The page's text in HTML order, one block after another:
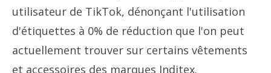
utilisateur de TikTok, dénonçant l'utilisation
d'étiquettes à 0% de réduction que l'on peut
actuellement trouver sur certains vêtements
et accessoires des marques Inditex.